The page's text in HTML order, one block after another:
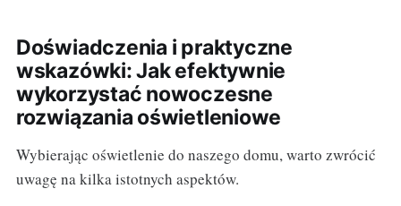
Doświadczenia i praktyczne
wskazówki: Jak efektywnie
wykorzystać nowoczesne
rozwiązania oświetleniowe
Wybierając oświetlenie do naszego domu, warto zwrócić
uwagę na kilka istotnych aspektów.